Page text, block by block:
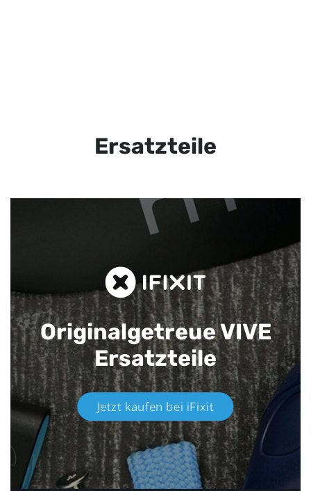
Ersatzteile
Originalgetreue VIVE
Ersatzteile
Jetzt kaufen bei iFixit​